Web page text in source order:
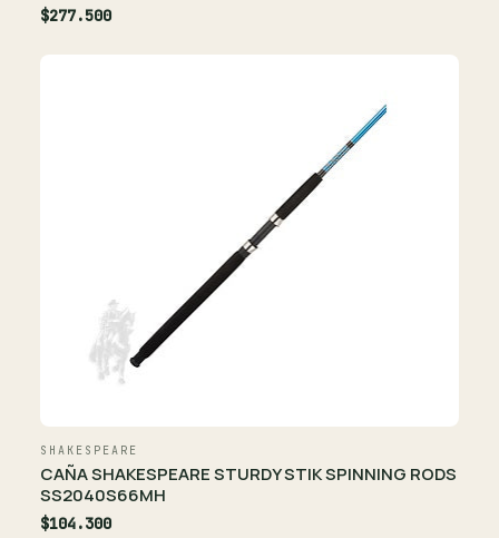
$277.500
SHAKESPEARE
CAÑA SHAKESPEARE STURDY STIK SPINNING RODS
SS2040S66MH
$104.300